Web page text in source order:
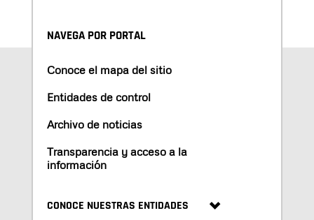
NAVEGA POR PORTAL
Conoce el mapa del sitio
Entidades de control
Archivo de noticias
Transparencia y acceso a la
información
CONOCE NUESTRAS ENTIDADES